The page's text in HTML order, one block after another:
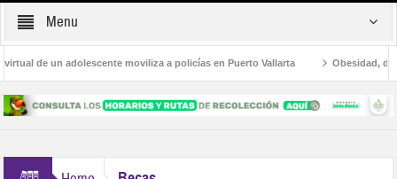
Menu
de un adolescente moviliza a policías en Puerto Vallarta Obesidad,
Avanza la regulación de establecimientos para la atención de las